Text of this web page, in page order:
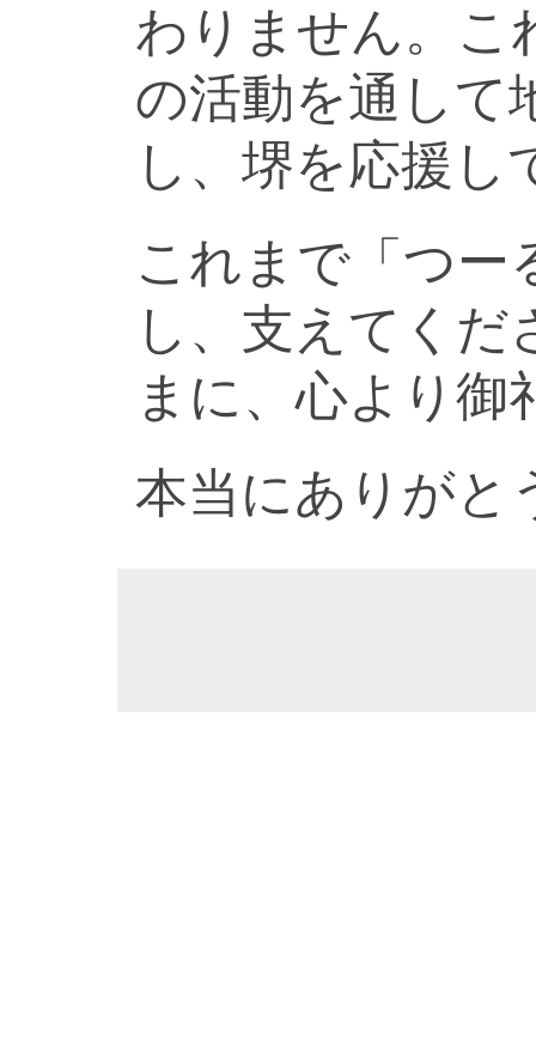
わりません。こ
の活動を通して
し、堺を応援し
これまで「つー
し、支えてく
まに、心より御
本当にありがと